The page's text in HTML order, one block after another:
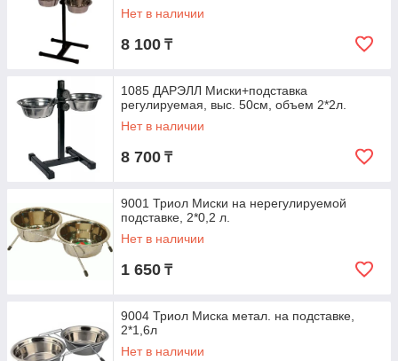
Нет в наличии
8 100 ₸
1085 ДАРЭЛЛ Миски+подставка
регулируемая, выс. 50см, объем 2*2л.
Нет в наличии
8 700 ₸
9001 Триол Миски на нерегулируемой
подставке, 2*0,2 л.
Нет в наличии
1 650 ₸
9004 Триол Миска метал. на подставке,
2*1,6л
Нет в наличии